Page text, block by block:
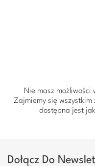
Nie masz możliwości
Zajmiemy się
dostępna jest
Dołącz Do